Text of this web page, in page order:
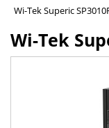
Wi-Tek Superic
Wi-Tek